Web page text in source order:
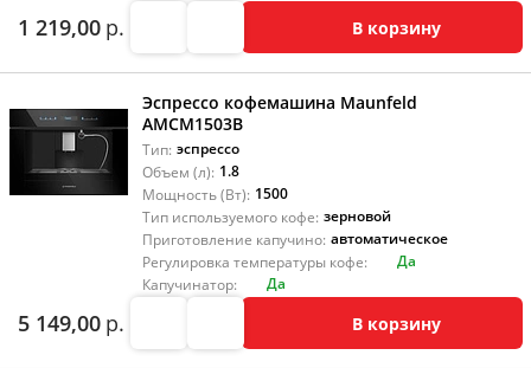
1 219,00 р. В корзину
Эспрессо кофемашина Maunfeld
AMCM1503B
Тип: эспрессо
Объем (л): 1.8
Мощность (Вт): 1500
Тип используемого кофе: зерновой
Приготовление капучино: автоматическое
Регулировка температуры кофе:
Да
Капучинатор:
Да
5 149,00 р. В корзину